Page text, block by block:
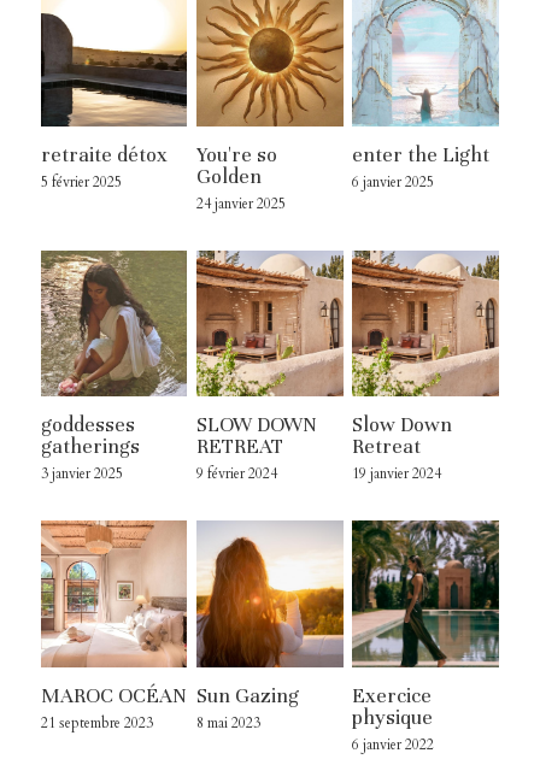
retraite détox
5 février 2025
You're so
Golden
24 janvier 2025
enter the Light
6 janvier 2025
goddesses
gatherings
3 janvier 2025
SLOW DOWN
RETREAT
9 février 2024
Slow Down
Retreat
19 janvier 2024
MAROC OCÉAN
21 septembre 2023
Sun Gazing
8 mai 2023
Exercice
physique
6 janvier 2022